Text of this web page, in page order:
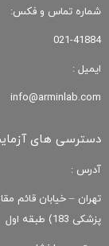
شماره تماس و فکس:
021-41884
ایمیل :
info@arminlab.com
دسترسی های
آدرس :
پزشکی 183) طبقه اول